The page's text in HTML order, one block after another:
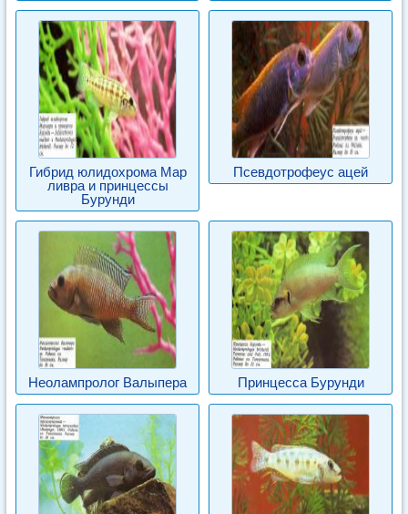
Гибрид юлидохрома Мар
ливра и принцессы
Бурунди
Псевдотрофеус ацей
Неолампролог Валыпера Принцесса Бурунди